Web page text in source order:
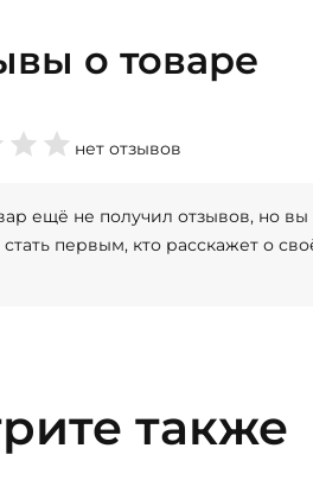
о товаре
нет отзывов
ещё не получил отзывов, но вы
первым, кто расскажет о
также